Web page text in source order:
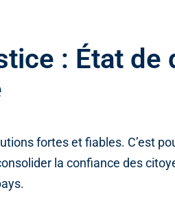
: État de
fortes et fiables. C’est
la confiance des